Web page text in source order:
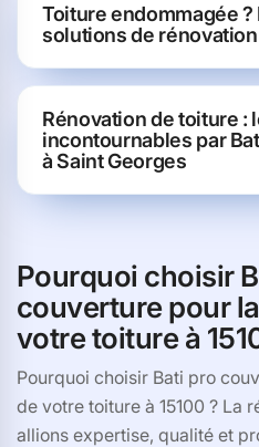
Toiture endommagée
solutions de
Rénovation de toiture :
incontournables par
à Saint Georges
Pourquoi choisir
couverture pour
votre toiture à
Pourquoi choisir Bati pro
de votre toiture à 15100 ? La
allions expertise, qualité et